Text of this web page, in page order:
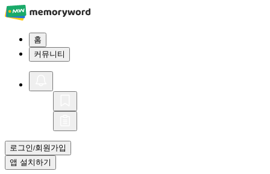
홈
커뮤니티
로그인/회원가입
앱 설치하기